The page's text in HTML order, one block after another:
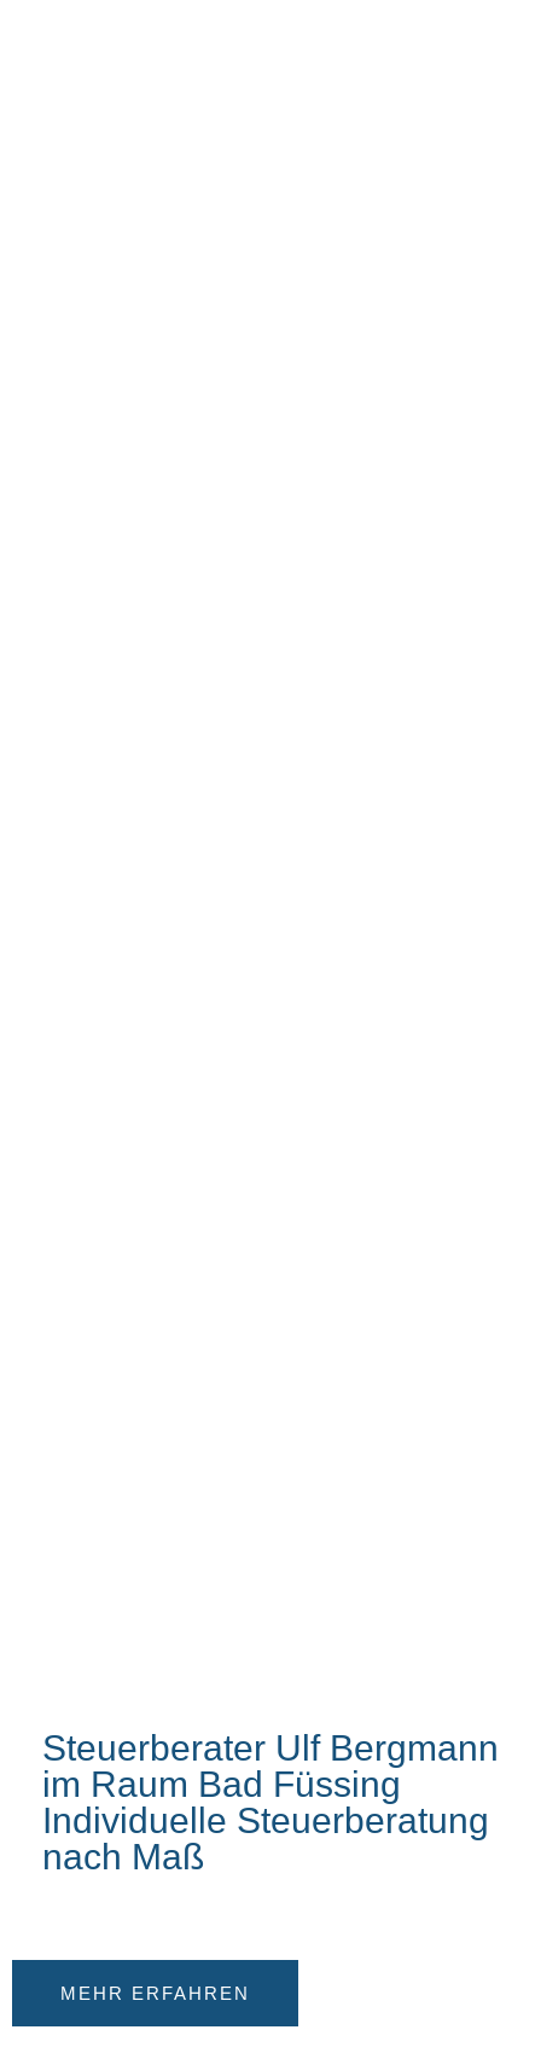
Steuerberater Ulf Bergmann
im Raum Bad Füssing
Individuelle Steuerberatung
nach Maß
MEHR ERFAHREN